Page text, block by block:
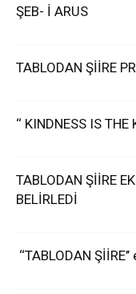
ŞEB- İ ARUS
TABLODAN ŞİİRE
‘‘ KINDNESS IS
TABLODAN ŞİİRE
BELİRLEDİ
‘‘TABLODAN